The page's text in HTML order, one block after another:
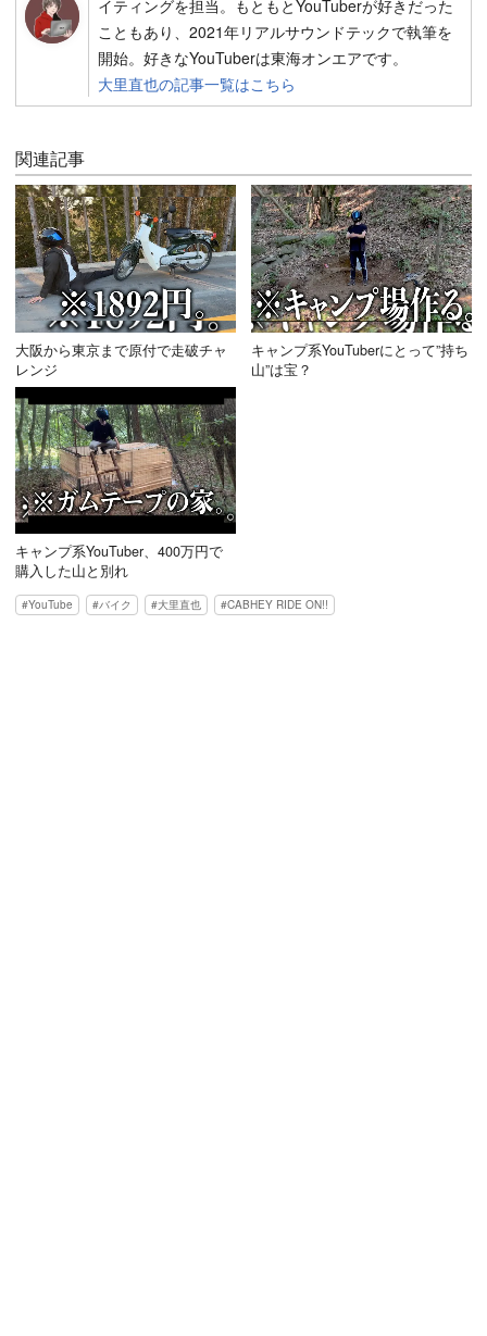
イティングを担当。もともとYouTuberが好きだった
こともあり、2021年リアルサウンドテックで執筆を
開始。好きなYouTuberは東海オンエアです。
大里直也の記事一覧はこちら
関連記事
大阪から東京まで原付で走破チャ
レンジ
キャンプ系YouTuberにとって”持ち
山”は宝？
キャンプ系YouTuber、400万円で
購入した山と別れ
YouTube バイク 大里直也 CABHEY RIDE ON!!